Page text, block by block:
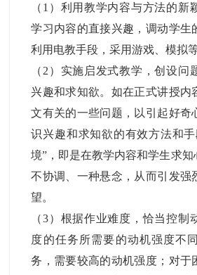
（1）利用教学内容与方法的新
学习内容的直接兴趣，调动学生
利用电教手段，采用游戏、模拟等
（2）实施启发式教学，创设问
兴趣和求知欲。如在正式讲授内
文有关的一些问题，以引起好奇
识兴趣和求知欲的有效方法和
境”，即是在教学内容和学生求
不协调、一种悬念，从而引发强
望。
（3）根据作业难度，恰当控制
度的任务所需要的动机强度不
务，需要较高的动机强度；对于